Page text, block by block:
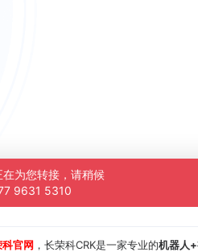
在为您转接，请稍候
9631 5310
官网 ，长荣科CRK是一家专业的机器人